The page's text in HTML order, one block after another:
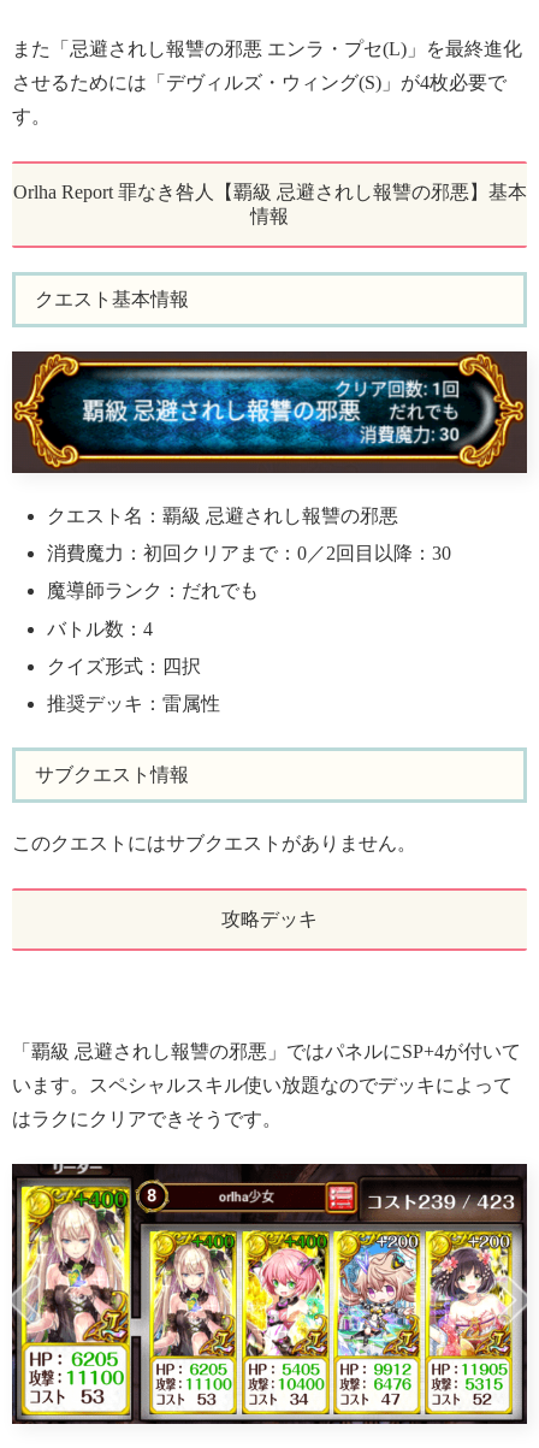
また「忌避されし報讐の邪悪 エンラ・プセ(L)」を最終進化
させるためには「デヴィルズ・ウィング(S)」が4枚必要で
す。
Orlha Report 罪なき咎人【覇級 忌避されし報讐の邪悪】基本
情報
クエスト基本情報
クエスト名：覇級 忌避されし報讐の邪悪
消費魔力：初回クリアまで：0／2回目以降：30
魔導師ランク：だれでも
バトル数：4
クイズ形式：四択
推奨デッキ：雷属性
サブクエスト情報
このクエストにはサブクエストがありません。
攻略デッキ
「覇級 忌避されし報讐の邪悪」ではパネルにSP+4が付いて
います。スペシャルスキル使い放題なのでデッキによって
はラクにクリアできそうです。